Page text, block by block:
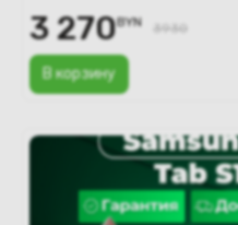
В корзину
3 270BYN 3930